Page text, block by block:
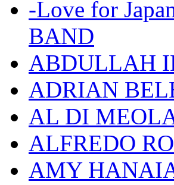
-Love for
BAND
ABDULLAH
ADRIAN
AL DI
ALFREDO
AMY